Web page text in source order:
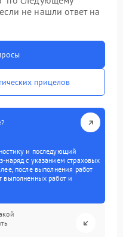
если не нашли ответ на
прицелов
и последующий
наряд с указанием страховых
после выполнения работ
выполненных работ и